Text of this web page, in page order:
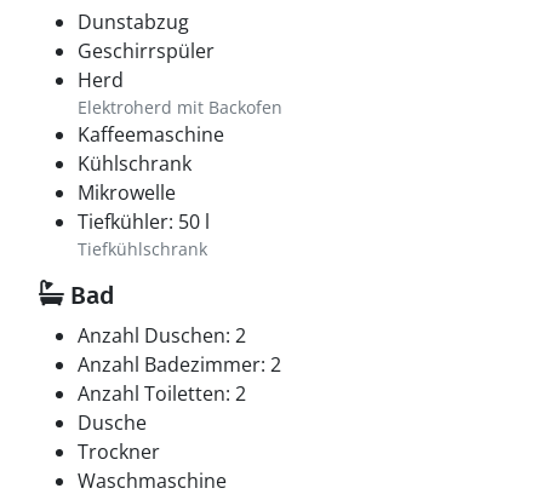
Dunstabzug
Geschirrspüler
Herd
Elektroherd mit Backofen
Kaffeemaschine
Kühlschrank
Mikrowelle
Tiefkühler: 50 l
Tiefkühlschrank
Bad
Anzahl Duschen: 2
Anzahl Badezimmer: 2
Anzahl Toiletten: 2
Dusche
Trockner
Waschmaschine